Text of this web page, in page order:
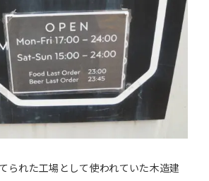
られた工場として使われていた木造建